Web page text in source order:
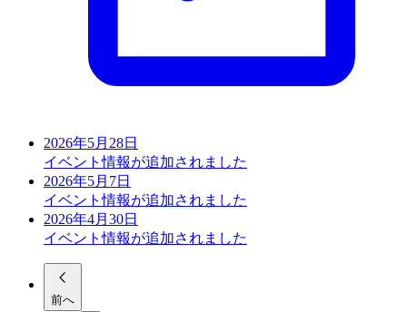
2026年5月28日
イベント情報が追加されました
2026年5月7日
イベント情報が追加されました
2026年4月30日
イベント情報が追加されました
前へ